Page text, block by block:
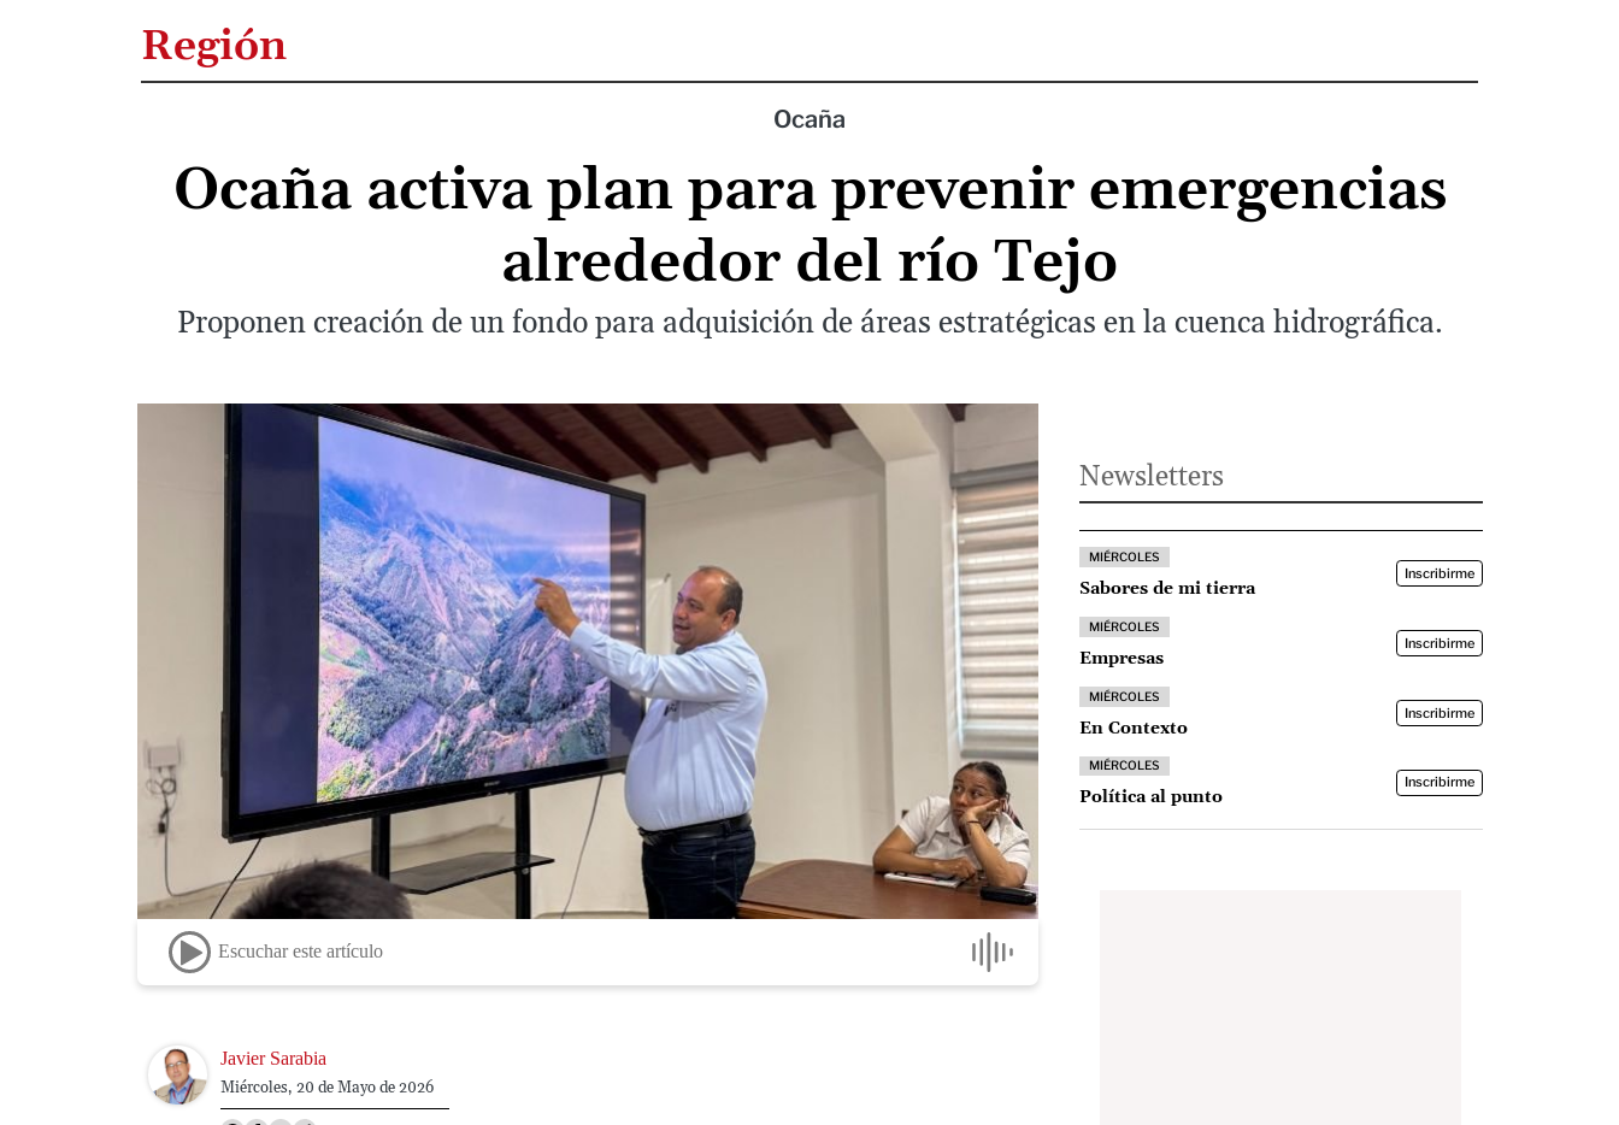
Región
Ocaña
Ocaña activa plan para prevenir emergencias
alrededor del río Tejo
Proponen creación de un fondo para adquisición de áreas estratégicas en la cuenca hidrográfica.
Escuchar este artículo
Image Javier Sarabia
Miércoles, 20 de Mayo de 2026
Newsletters
MIÉRCOLES
Sabores de mi tierra
Inscribirme
MIÉRCOLES
Empresas
Inscribirme
MIÉRCOLES
En Contexto
Inscribirme
MIÉRCOLES
Política al punto
Inscribirme